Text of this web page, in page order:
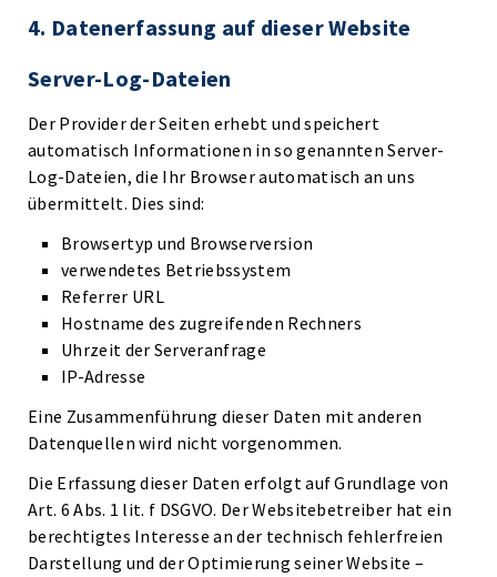
4. Datenerfassung auf dieser Website
Server-Log-Dateien
Der Provider der Seiten erhebt und speichert
automatisch Informationen in so genannten Server-
Log-Dateien, die Ihr Browser automatisch an uns
übermittelt. Dies sind:
Browsertyp und Browserversion
verwendetes Betriebssystem
Referrer URL
Hostname des zugreifenden Rechners
Uhrzeit der Serveranfrage
IP-Adresse
Eine Zusammenführung dieser Daten mit anderen
Datenquellen wird nicht vorgenommen.
Die Erfassung dieser Daten erfolgt auf Grundlage von
Art. 6 Abs. 1 lit. f DSGVO. Der Websitebetreiber hat ein
berechtigtes Interesse an der technisch fehlerfreien
Darstellung und der Optimierung seiner Website –